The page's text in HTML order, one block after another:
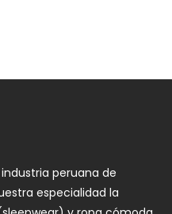
peruana de
especialidad la